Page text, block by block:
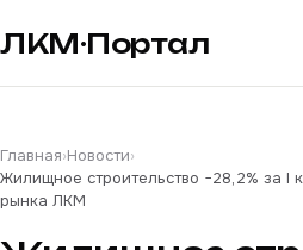
ЛКМ·Портал
Главная›Новости›
Жилищное строительство −28,2% за I
рынка ЛКМ